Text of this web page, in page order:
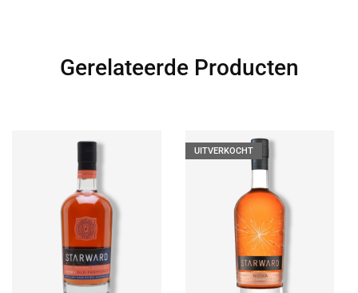
Gerelateerde Producten
UITVERKOCHT